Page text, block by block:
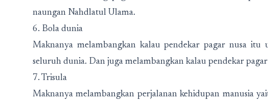
naungan Nahdlatul Ulama.
6. Bola dunia
Maknanya melambangkan kalau pendekar pagar nusa
seluruh dunia. Dan juga melambangkan kalau pendekar
7. Trisula
Maknanya melambangkan perjalanan kehidupan manusia